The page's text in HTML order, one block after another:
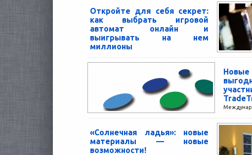
укрепить
Откройте для себя секрет:
как выбрать игровой
автомат онлайн и
выигрывать на нем
миллионы
— это уровень исполнения и сюжет. Кроме
этого, они обладают различной
частотностью выплат в разных онлайн...
офферов
перечне
«Солнечная ладья»: новые
материалы — новые
возможности!